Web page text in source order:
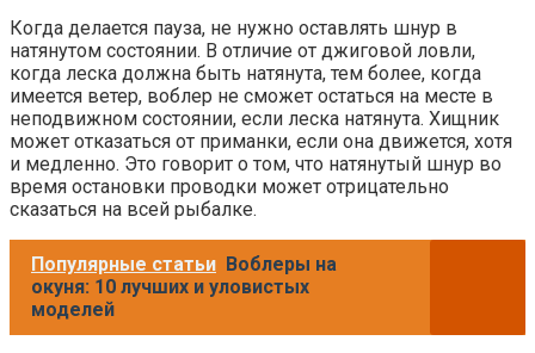
Когда делается пауза, не нужно оставлять шнур в
натянутом состоянии. В отличие от джиговой ловли,
когда леска должна быть натянута, тем более, когда
имеется ветер, воблер не сможет остаться на месте в
неподвижном состоянии, если леска натянута. Хищник
может отказаться от приманки, если она движется, хотя
и медленно. Это говорит о том, что натянутый шнур во
время остановки проводки может отрицательно
сказаться на всей рыбалке.
Популярные статьи Воблеры на
окуня: 10 лучших и уловистых
моделей